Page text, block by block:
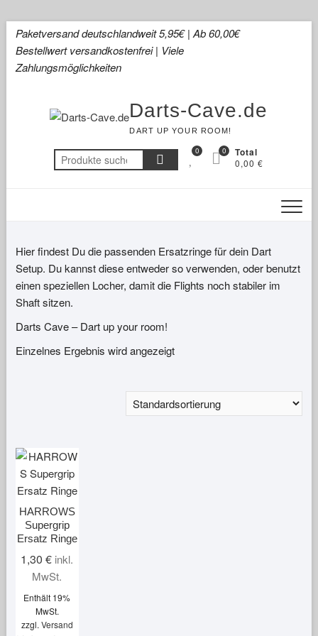
Skip
content
Paketversand deutschlandweit 5,95€ | Ab 60,00€
Bestellwert versandkostenfrei | Viele
Zahlungsmöglichkeiten
Darts-Cave.de
DART UP YOUR ROOM!
Suchen
nach:
0 Total
0,00 €
0
Hier findest Du die passenden Ersatzringe für dein Dart
Setup. Du kannst diese entweder so verwenden, oder benutzt
einen speziellen Locher, damit die Flights noch stabiler im
Shaft sitzen.
Darts Cave – Dart up your room!
Einzelnes Ergebnis wird angezeigt
HARROWS
Supergrip
Ersatz Ringe
1,30€ inkl.
MwSt.
Enthält 19%
MwSt.
zzgl. Versand